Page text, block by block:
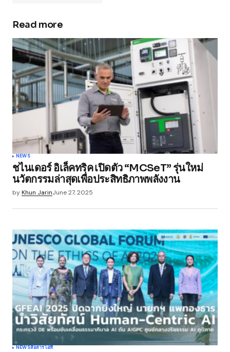
Your email address will not be published.
Required fields are marked*
Comment *
Your Name*
Your E-mail*
browser for the next time I comment.
Submit Comment
Read more
NEWS
ชไนเดอร์ อิเล็คทริค เปิดตัว “MCSeT” รุ่นใหม่
นวัตกรรมล่าสุดเพื่อประสิทธิภาพพลังงาน
byKhun JarinJune 27, 2025
NEWSสื่อสารไอที